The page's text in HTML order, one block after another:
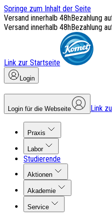
Springe zum Inhalt der Seite
Versand innerhalb 48hBezahlung
Versand innerhalb 48hBezahlung
Link zur Startseite
Login
Login für die Webseite Link
Praxis
Labor
Studierende
Aktionen
Akademie
Service